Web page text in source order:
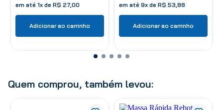
em até 1x de R$ 27 00
Adicionar ao carrinho
em até 9x de R$ 53 88
Adicionar ao carrinho
Quem comprou, também levou: